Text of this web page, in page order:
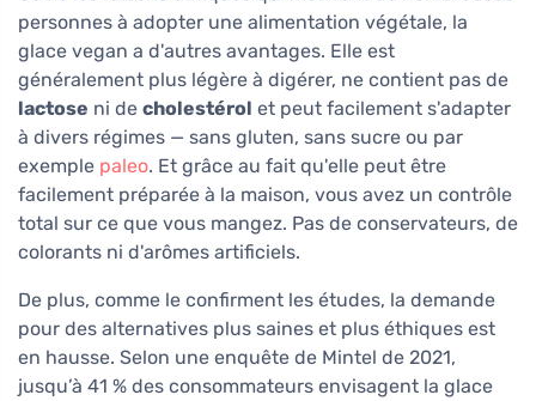
personnes à adopter une alimentation végétale, la
glace vegan a d'autres avantages. Elle est
généralement plus légère à digérer, ne contient pas de
lactose ni de cholestérol et peut facilement s'adapter
à divers régimes — sans gluten, sans sucre ou par
exemple paleo. Et grâce au fait qu'elle peut être
facilement préparée à la maison, vous avez un contrôle
total sur ce que vous mangez. Pas de conservateurs, de
colorants ni d'arômes artificiels.
De plus, comme le confirment les études, la demande
pour des alternatives plus saines et plus éthiques est
en hausse. Selon une enquête de Mintel de 2021,
jusqu’à 41 % des consommateurs envisagent la glace